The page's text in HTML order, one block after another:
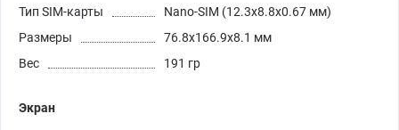
Тип SIM-карты
Nano-SIM (12.3x8.8x0.67 мм)
Размеры
76.8x166.9x8.1 мм
Вес
191 гр
Экран